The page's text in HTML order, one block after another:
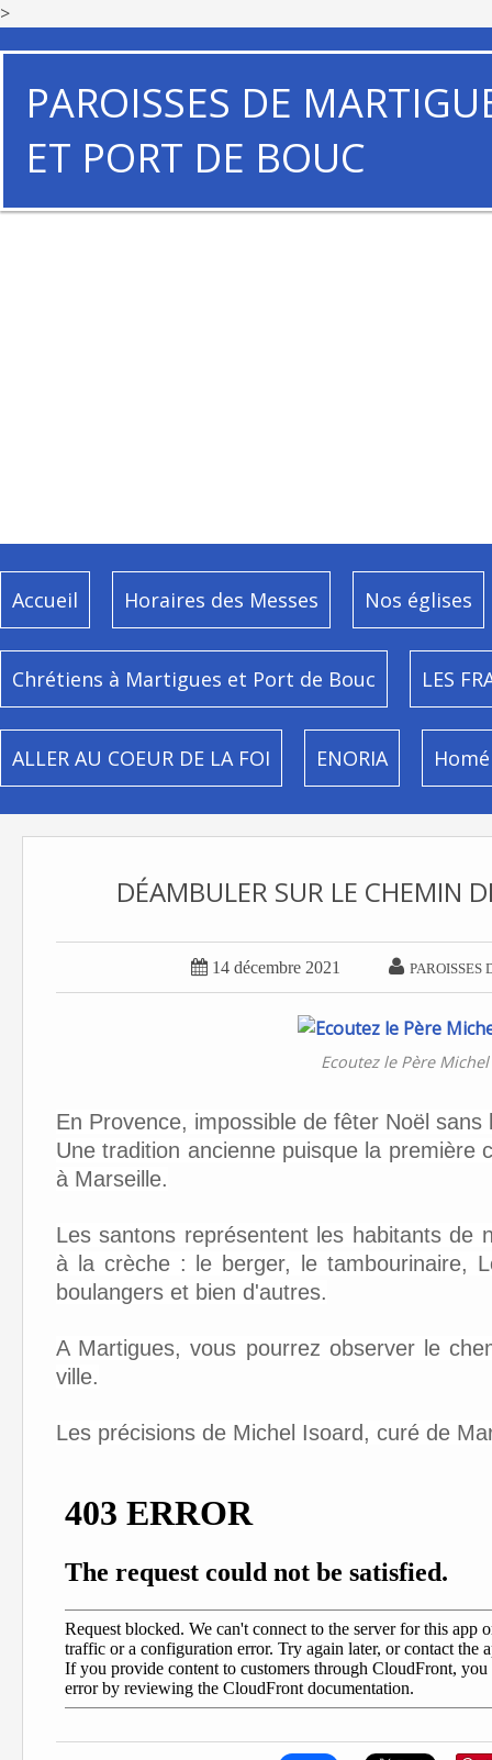
>
PAROISSES DE
ET PORT DE BOUC
Accueil Horaires des Messes Nos églises
Chrétiens à Martigues et Port de Bouc LES
ALLER AU COEUR DE LA FOI ENORIA
DÉAMBULER SUR LE CHEMIN
 14 décembre 2021  PAROISSES
Ecoutez le Père
En Provence, impossible de fêter Noël
Une tradition ancienne puisque la première
à Marseille.
Les santons représentent les habitants de
à la crèche : le berger, le tambourinaire,
boulangers et bien d'autres.
A Martigues, vous pourrez observer le
ville.
Les précisions de Michel Isoard, curé de